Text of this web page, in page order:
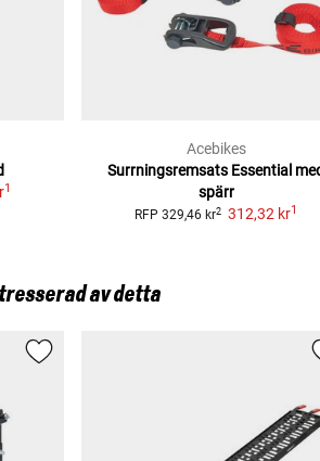
1
Acebikes
Surrningsremsats Essential
spärr
RFP 329,46 kr2 312,32 kr1
av detta